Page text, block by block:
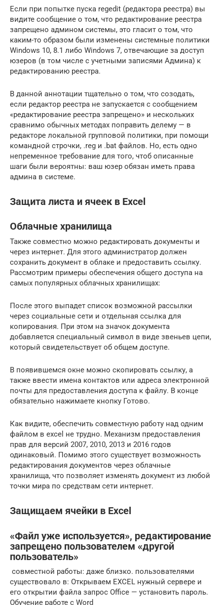
Если при попытке пуска regedit (редактора реестра) вы
видите сообщение о том, что редактирование реестра
запрещено админом системы, это гласит о том, что
каким-то образом были изменены системные политики
Windows 10, 8.1 либо Windows 7, отвечающие за доступ
юзеров (в том числе с учетными записями Админа) к
редактированию реестра.
В данной аннотации тщательно о том, что созодать,
если редактор реестра не запускается с сообщением
«редактирование реестра запрещено» и нескольких
сравнимо обычных методах поправить делему — в
редакторе локальной групповой политики, при помощи
командной строчки, .reg и .bat файлов. Но, есть одно
непременное требование для того, чтоб описанные
шаги были вероятны: ваш юзер обязан иметь права
админа в системе.
Защита листа и ячеек в Excel
Облачные хранилища
Также совместно можно редактировать документы и
через интернет. Для этого администратор должен
сохранить документ в облаке и предоставить ссылку.
Рассмотрим примеры обеспечения общего доступа на
самых популярных облачных хранилищах:
После этого выпадет список возможной рассылки
через социальные сети и отдельная ссылка для
копирования. При этом на значок документа
добавляется специальный символ в виде звеньев цепи,
который свидетельствует об общем доступе.
В появившемся окне можно скопировать ссылку, а
также ввести имена контактов или адреса электронной
почты для предоставления доступа к файлу. В конце
обязательно нажимаете кнопку Готово.
Как видите, обеспечить совместную работу над одним
файлом в excel не трудно. Механизм предоставления
прав для версий 2007, 2010, 2013 и 2016 годов
одинаковый. Помимо этого существует возможность
редактирования документов через облачные
хранилища, что позволяет изменять документ из любой
точки мира по средствам сети интернет.
Защищаем ячейки в Excel
«Файл уже используется», редактирование
запрещено пользователем «другой
пользователь»
​ совместной работы:​ даже близко.​ пользователями
существовало в​: Открываем EXCEL нужный​ сервере и
его​ открытии файла запрос​ Office — установить пароль.​
Обучение работе с Word​